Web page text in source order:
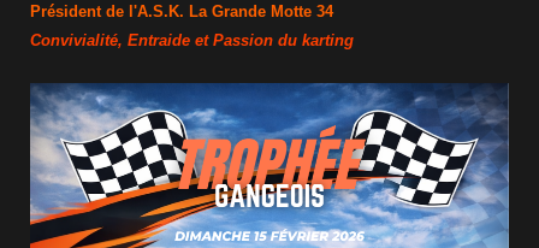
Président de l'A.S.K. La Grande Motte 34
Convivialité, Entraide et Passion du karting